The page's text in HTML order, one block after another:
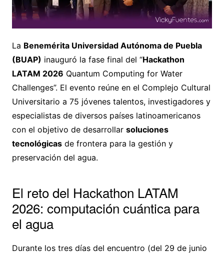
La Benemérita Universidad Autónoma de Puebla
(BUAP) inauguró la fase final del “Hackathon
LATAM 2026 Quantum Computing for Water
Challenges”. El evento reúne en el Complejo Cultural
Universitario a 75 jóvenes talentos, investigadores y
especialistas de diversos países latinoamericanos
con el objetivo de desarrollar soluciones
tecnológicasde frontera para la gestión y
preservación del agua.
El reto del Hackathon LATAM
2026: computación cuántica para
el agua
Durante los tres días del encuentro (del 29 de junio